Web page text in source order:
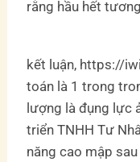
rằng hầu hết
kết luận, https://
toán là 1 trong
lượng là đụng lực
triển TNHH Tư
năng cao mập sau